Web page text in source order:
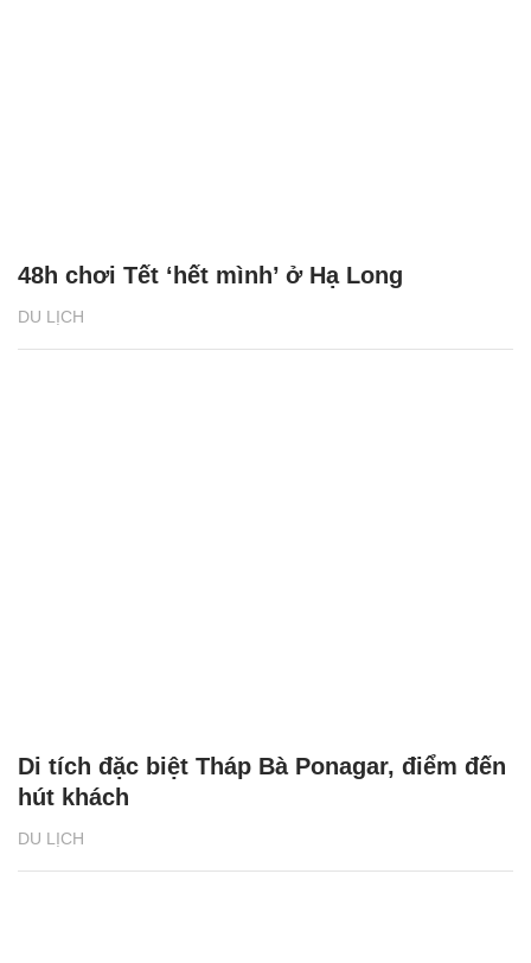
DU LỊCH
48h chơi Tết ‘hết mình’ ở Hạ Long
DU LỊCH
Di tích đặc biệt Tháp Bà Ponagar, điểm đến
hút khách